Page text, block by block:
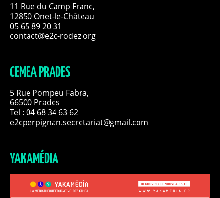
11 Rue du Camp Franc,
12850 Onet-le-Château
05 65 89 20 31
contact@e2c-rodez.org
CEMEA PRADES
5 Rue Pompeu Fabra,
66500 Prades
Tel : 04 68 34 63 62
e2cperpignan.secretariat@gmail.com
YAKAMÉDIA